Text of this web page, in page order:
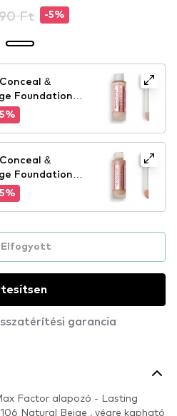
Ft -5%
&
Foundation
F3
&
Foundation
F7
Elfogyott
garancia
Factor alapozó - Lasting
Natural Beige , végre kapható